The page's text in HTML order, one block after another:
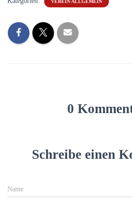
VEREIN ALLGEMEIN
0
Schreibe einen
Name